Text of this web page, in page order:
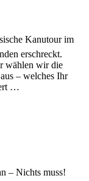
Kanutour im
erschreckt.
wählen wir die
– welches Ihr
…
– Nichts muss!